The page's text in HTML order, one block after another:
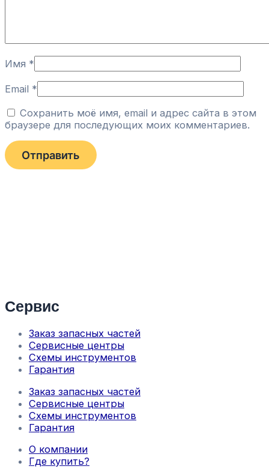
Имя *
Email *
Сохранить моё имя, email и адрес сайта в этом
браузере для последующих моих комментариев.
Сервис
Заказ запасных частей
Сервисные центры
Схемы инструментов
Гарантия
Заказ запасных частей
Сервисные центры
Схемы инструментов
Гарантия
О компании
Где купить?